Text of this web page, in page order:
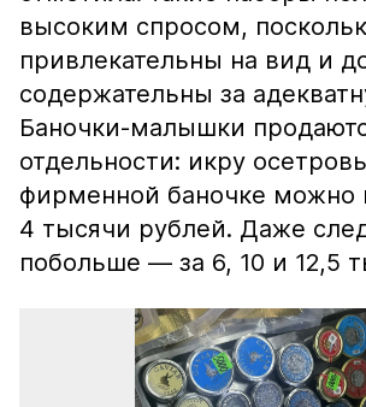
высоким спросом,
привлекательны на вид и
содержательны за
Баночки-малышки
отдельности: икру
фирменной баночке можно
4 тысячи рублей. Даже
побольше — за 6, 10 и 12,5